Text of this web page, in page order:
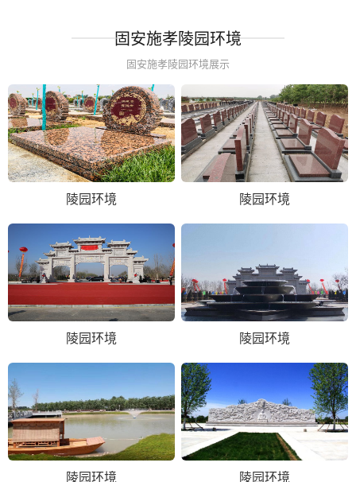
固安施孝陵园环境
固安施孝陵园环境展示
陵园环境 陵园环境
陵园环境 陵园环境
陵园环境 陵园环境